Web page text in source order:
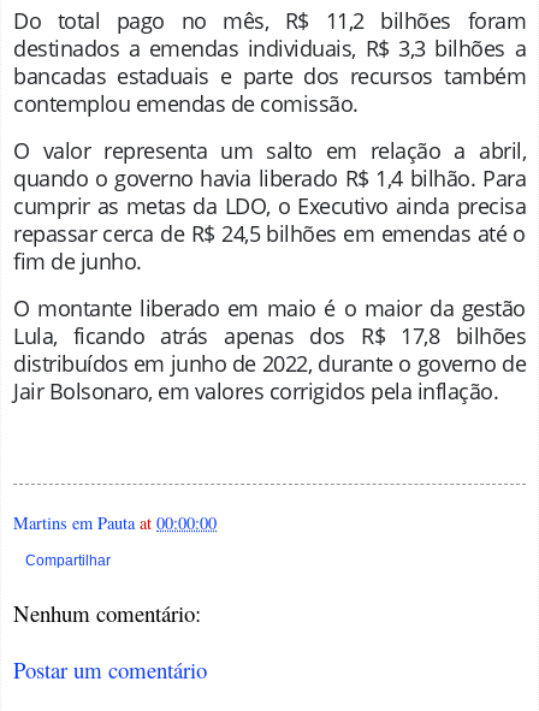
Do total pago no mês, R$ 11,2 bilhões foram
destinados a emendas individuais, R$ 3,3 bilhões a
bancadas estaduais e parte dos recursos também
contemplou emendas de comissão.
O valor representa um salto em relação a abril,
quando o governo havia liberado R$ 1,4 bilhão. Para
cumprir as metas da LDO, o Executivo ainda precisa
repassar cerca de R$ 24,5 bilhões em emendas até o
fim de junho.
O montante liberado em maio é o maior da gestão
Lula, ficando atrás apenas dos R$ 17,8 bilhões
distribuídos em junho de 2022, durante o governo de
Jair Bolsonaro, em valores corrigidos pela inflação.
Martins em Pauta at 00:00:00
Compartilhar
Nenhum comentário:
Postar um comentário